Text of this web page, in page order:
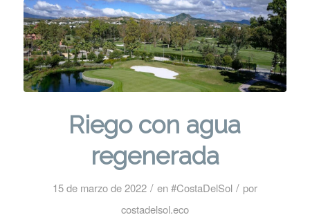
Riego con agua
regenerada
15 de marzo de 2022 / en#CostaDelSol / por
costadelsol.eco